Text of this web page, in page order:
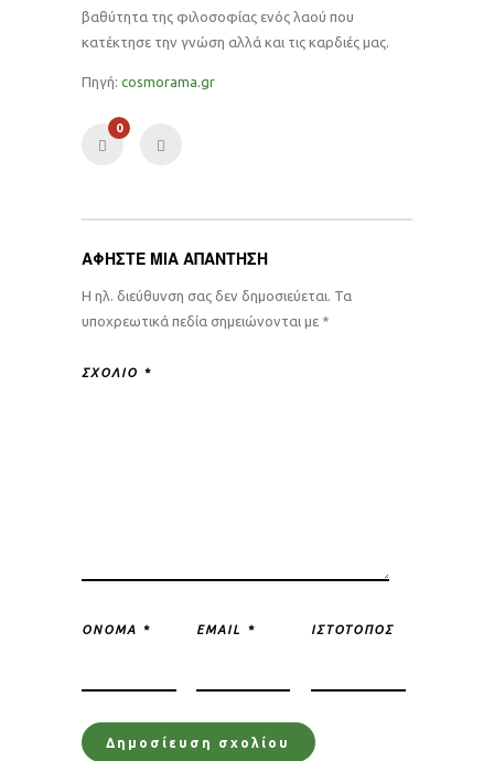
βαθύτητα της φιλοσοφίας ενός λαού που
κατέκτησε την γνώση αλλά και τις καρδιές μας.
Πηγή: cosmorama.gr
0
ΑΦΉΣΤΕ ΜΙΑ ΑΠΆΝΤΗΣΗ
Η ηλ. διεύθυνση σας δεν δημοσιεύεται. Τα
υποχρεωτικά πεδία σημειώνονται με *
ΣΧΌΛΙΟ *
ΌΝΟΜΑ * EMAIL * ΙΣΤΌΤΟΠΟΣ